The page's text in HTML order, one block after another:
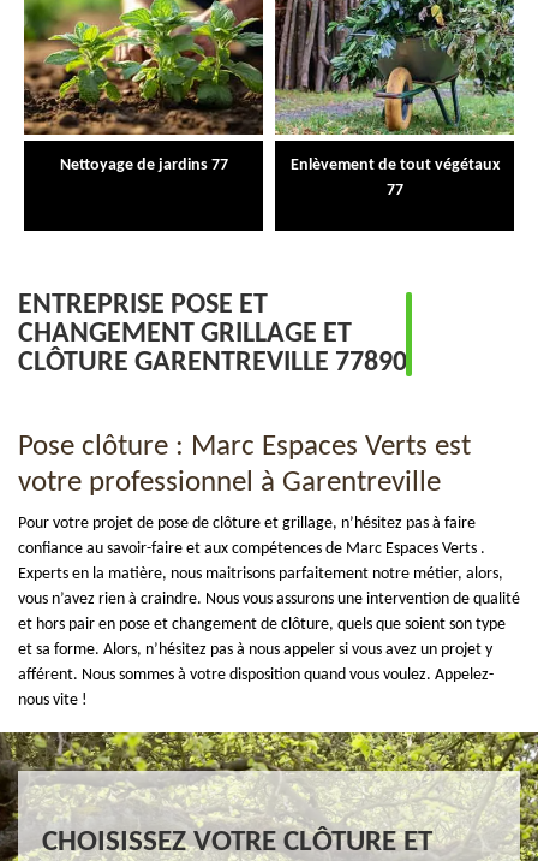
Nettoyage de jardins 77
Enlèvement de tout végétaux
77
ENTREPRISE POSE ET
CHANGEMENT GRILLAGE ET
CLÔTURE GARENTREVILLE 77890
Pose clôture : Marc Espaces Verts est
votre professionnel à Garentreville
Pour votre projet de pose de clôture et grillage, n’hésitez pas à faire
confiance au savoir-faire et aux compétences de Marc Espaces Verts .
Experts en la matière, nous maitrisons parfaitement notre métier, alors,
vous n’avez rien à craindre. Nous vous assurons une intervention de qualité
et hors pair en pose et changement de clôture, quels que soient son type
et sa forme. Alors, n’hésitez pas à nous appeler si vous avez un projet y
afférent. Nous sommes à votre disposition quand vous voulez. Appelez-
nous vite !
CHOISISSEZ VOTRE CLÔTURE ET